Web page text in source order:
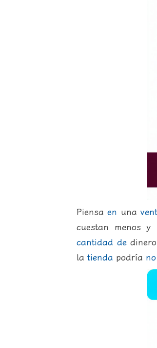
Piensaen una
cuestan menos y
cantidad de
la tienda podría no